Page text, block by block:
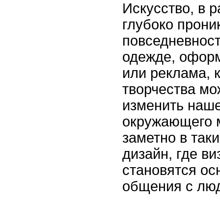
Искусство, в
глубоко
одежде,
или реклама,
творчества
изменить
окружающего
заметно в
дизайн, где
становятся
общения с